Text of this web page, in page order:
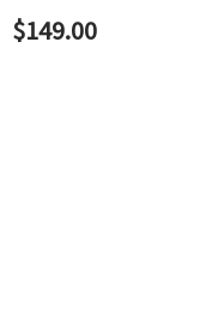
$149.00價